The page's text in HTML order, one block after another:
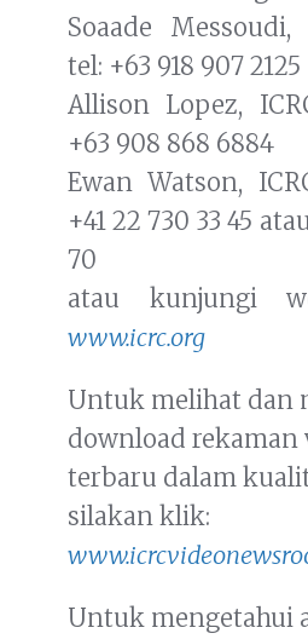
Soaade
tel: +63 918 907 2125
Allison Lopez,
+63 908 868 6884
Ewan Watson,
+41 22 730 33 45
70
atau kunjungi
www.icrc.org
Untuk melihat dan
download rekaman
terbaru dalam
silakan klik:
Untuk mengetahui